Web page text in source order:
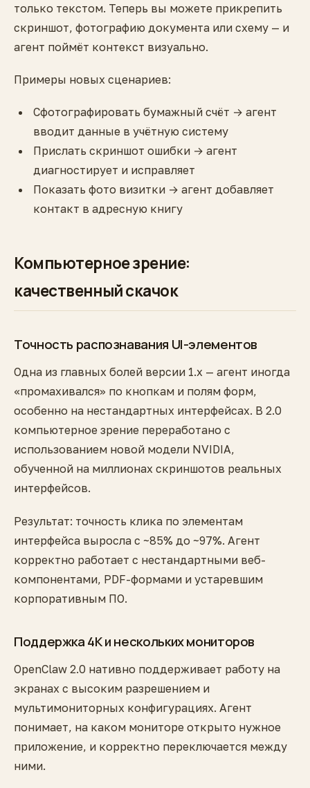
только текстом. Теперь вы можете прикрепить
скриншот, фотографию документа или схему — и
агент поймёт контекст визуально.
Примеры новых сценариев:
Сфотографировать бумажный счёт → агент
вводит данные в учётную систему
Прислать скриншот ошибки → агент
диагностирует и исправляет
Показать фото визитки → агент добавляет
контакт в адресную книгу
Компьютерное зрение:
качественный скачок
Точность распознавания UI-элементов
Одна из главных болей версии 1.x — агент иногда
«промахивался» по кнопкам и полям форм,
особенно на нестандартных интерфейсах. В 2.0
компьютерное зрение переработано с
использованием новой модели NVIDIA,
обученной на миллионах скриншотов реальных
интерфейсов.
Результат: точность клика по элементам
интерфейса выросла с ~85% до ~97%. Агент
корректно работает с нестандартными веб-
компонентами, PDF-формами и устаревшим
корпоративным ПО.
Поддержка 4K и нескольких мониторов
OpenClaw 2.0 нативно поддерживает работу на
экранах с высоким разрешением и
мультимониторных конфигурациях. Агент
понимает, на каком мониторе открыто нужное
приложение, и корректно переключается между
ними.